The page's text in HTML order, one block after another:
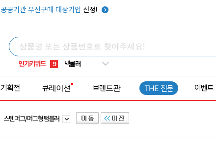
공공기관 우선구매 대상기업 선정!
인기키워드
6 우산
8 쿨토시
10 타포린가방
선풍기
기획전 큐레이션 브랜드관 THE 전문 이벤트
스텐머그/머그형텀블러